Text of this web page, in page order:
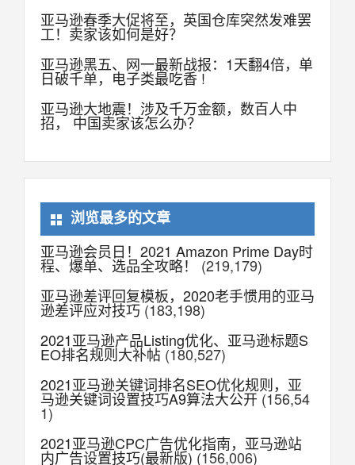
亚马逊春季大促将至，英国仓库突然发难罢
工！卖家该如何是好？
亚马逊黑五、网一最新战报：1天翻4倍，单
日破千单，电子类最吃香 !
亚马逊大地震！涉及千万金额，数百人中
招， 中国卖家该怎么办？
浏览最多的文章
亚马逊会员日！2021 Amazon Prime Day时
程、爆单、选品全攻略！
(219,179)
亚马逊差评回复模板，2020老手惯用的亚马
逊差评应对技巧(183,198)
2021亚马逊产品Listing优化、亚马逊标题S
EO排名规则大补帖 (180,527)
2021亚马逊关键词排名SEO优化规则，亚
马逊关键词设置技巧A9算法大公开(156,54
1)
2021亚马逊CPC广告优化指南，亚马逊站
内广告设置技巧(最新版)(156,006)